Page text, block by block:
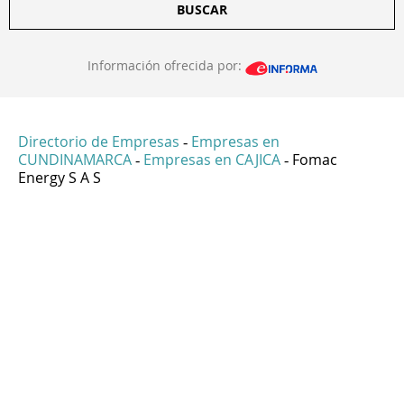
BUSCAR
Información ofrecida por:
Directorio de Empresas - Empresas en
CUNDINAMARCA - Empresas en CAJICA - Fomac
Energy S A S